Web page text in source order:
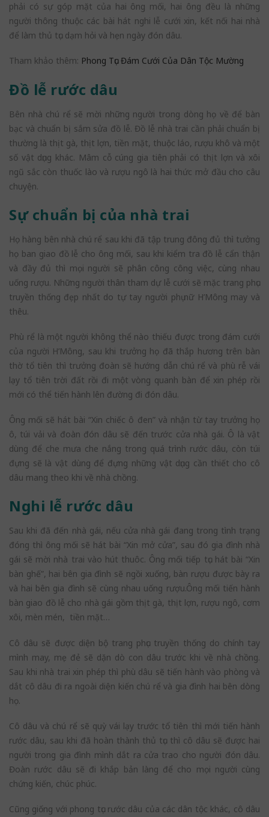
phải có sự góp mặt của hai ông mối, hai ông đều là những
người thông thuộc các bài hát nghi lễ cưới xin, kết nối hai nhà
để làm thủ tục dạm hỏi và hẹn ngày đón dâu.
Tham khảo thêm: Phong Tục Đám Cưới Của Dân Tộc Mường
Đồ lễ rước dâu
Bên nhà chú rể sẽ mời những người trong dòng họ về để bàn
bạc và chuẩn bị sắm sửa đồ lễ. Đồ lễ nhà trai cần phải chuẩn bị
thường là thịt gà, thịt lợn, tiền mặt, thuộc láo, rượu khô và một
số vật dụng khác. Mâm cỗ cúng gia tiên phải có thịt lợn và xôi
ngũ sắc còn thuốc lào và rượu ngô là hai thức mở đầu cho câu
chuyện.
Sự chuẩn bị của nhà trai
Họ hàng bên nhà chú rể sau khi đã tập trung đông đủ thì tưởng
họ ban giao đồ lễ cho ông mối, sau khi kiểm tra đồ lễ cẩn thận
và đầy đủ thì mọi người sẽ phân công công việc, cùng nhau
uống rượu. Những người thân tham dự lễ cưới sẽ mặc trang phục
truyền thống đẹp nhất do tự tay người phụ nữ H’Mông may và
thêu.
Phù rể là một người không thể nào thiếu được trong đám cưới
của người H’Mông, sau khi trưởng họ đã thắp hương trên bàn
thờ tổ tiên thì trưởng đoàn sẽ hướng dẫn chú rể và phù rễ vái
lạy tổ tiên trời đất rồi đi một vòng quanh bàn để xin phép rồi
mới có thể tiến hành lên đường đi đón dâu.
Ông mối sẽ hát bài “Xin chiếc ô đen” và nhận từ tay trưởng họ
ô, túi vải và đoàn đón dâu sẽ đến trước cửa nhà gái. Ô là vật
dùng để che mưa che nắng trong quá trình rước dâu, còn túi
đựng sẽ là vật dùng để đựng những vật dụng cần thiết cho cô
dâu mang theo khi về nhà chồng.
Nghi lễ rước dâu
Sau khi đã đến nhà gái, nếu cửa nhà gái đang trong tình trạng
đóng thì ông mối sẽ hát bài “Xin mở cửa”, sau đó gia đình nhà
gái sẽ mời nhà trai vào hút thuôc. Ông mối tiếp tục hát bài “Xin
bàn ghế”, hai bên gia đình sẽ ngồi xuống, bàn rượu được bày ra
và hai bên gia đình sẽ cùng nhau uống rượu.Ông mối tiến hành
bàn giao đồ lễ cho nhà gái gồm thịt gà, thịt lợn, rượu ngô, cơm
xôi, mèn mén, tiền mặt…
Cô dâu sẽ được diện bộ trang phục truyền thống do chính tay
mình may, mẹ đẻ sẽ dặn dò con dâu trước khi về nhà chồng.
Sau khi nhà trai xin phép thì phù dâu sẽ tiến hành vào phòng và
dắt cô dâu đi ra ngoài diện kiến chú rể và gia đình hai bên dòng
họ.
Cô dâu và chú rể sẽ quỳ vái lạy trước tổ tiên thì mới tiến hành
rước dâu, sau khi đã hoàn thành thủ tục thì cô dâu sẽ được hai
người trong gia đình mình dắt ra cửa trao cho người đón dâu.
Đoàn rước dâu sẽ đi khắp bản làng để cho mọi người cùng
chứng kiến, chúc phúc.
Cũng giống với phong tục rước dâu của các dân tộc khác, cô dâu